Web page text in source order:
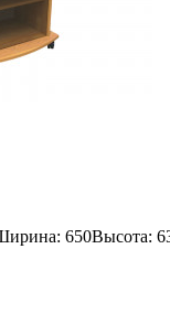
650Высота: